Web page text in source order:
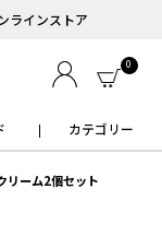
ラインストア
0
カテゴリー
リーム2個セット